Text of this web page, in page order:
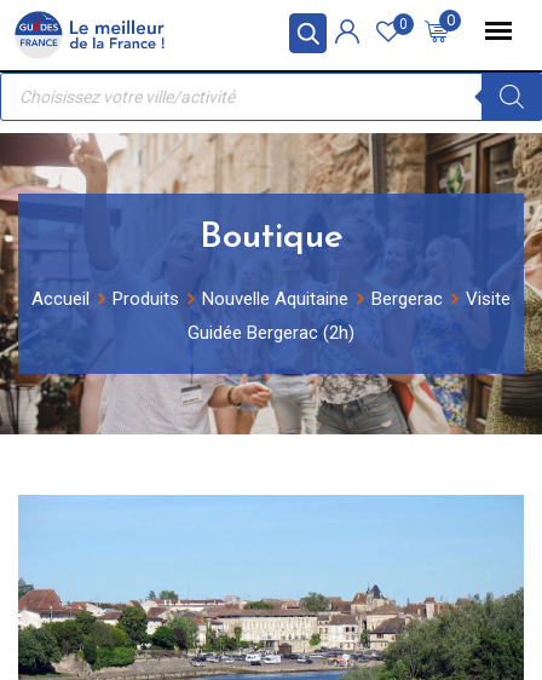
Panneau de gestion des cookies
Skip
content
0
0
Recherche
produits
Boutique
Accueil Produits Nouvelle Aquitaine Bergerac
Visite
Guidée Bergerac (2h)